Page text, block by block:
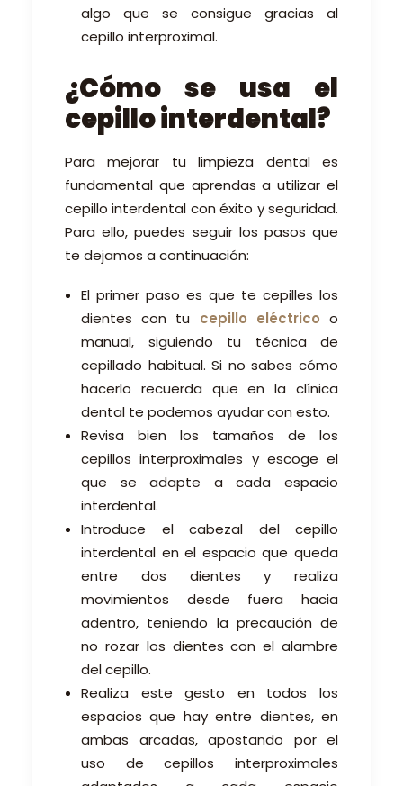
algo que se consigue gracias al
cepillo interproximal.
¿Cómo se usa el
cepillo interdental?
Para mejorar tu limpieza dental es
fundamental que aprendas a utilizar el
cepillo interdental con éxito y seguridad.
Para ello, puedes seguir los pasos que
te dejamos a continuación:
El primer paso es que te cepilles los
dientes con tu cepillo eléctrico o
manual, siguiendo tu técnica de
cepillado habitual. Si no sabes cómo
hacerlo recuerda que en la clínica
dental te podemos ayudar con esto.
Revisa bien los tamaños de los
cepillos interproximales y escoge el
que se adapte a cada espacio
interdental.
Introduce el cabezal del cepillo
interdental en el espacio que queda
entre dos dientes y realiza
movimientos desde fuera hacia
adentro, teniendo la precaución de
no rozar los dientes con el alambre
del cepillo.
Realiza este gesto en todos los
espacios que hay entre dientes, en
ambas arcadas, apostando por el
uso de cepillos interproximales